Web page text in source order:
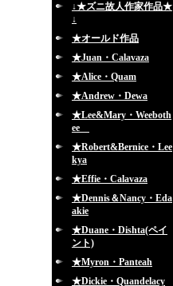
↓★ズニ故人作家作品★
↓
★オールド作品
★Juan・Calavaza
★Alice・Quam
★Andrew・Dewa
★Lee&Mary・Weeboth
ee
★Robert&Bernice・Lee
kya
★Effie・Calavaza
★Dennis＆Nancy・Eda
akie
★Duane・Dishta(ペイ
ント)
★Myron・Panteah
★Dickie・Quandelacy